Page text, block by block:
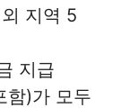
지역 5
지급
함)가 모두